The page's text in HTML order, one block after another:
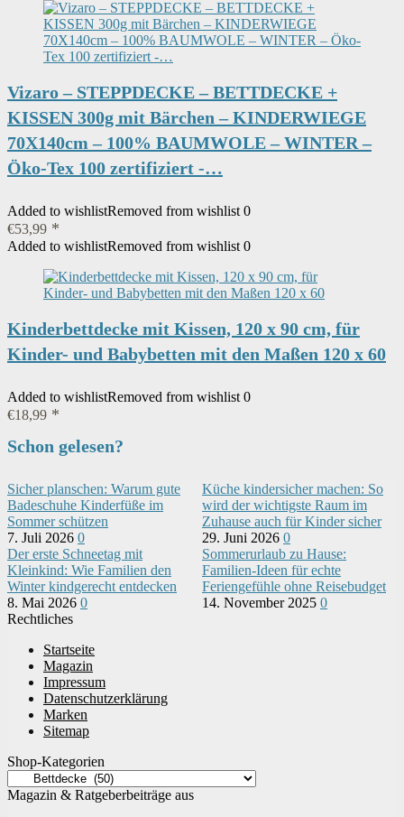
Vizaro – STEPPDECKE – BETTDECKE +
KISSEN 300g mit Bärchen – KINDERWIEGE
70X140cm – 100% BAUMWOLE – WINTER –
Öko-Tex 100 zertifiziert -…
Added to wishlistRemoved from wishlist 0
€53,99
Added to wishlistRemoved from wishlist 0
Kinderbettdecke mit Kissen, 120 x 90 cm, für
Kinder- und Babybetten mit den Maßen 120 x 60
Added to wishlistRemoved from wishlist 0
€18,99
Schon gelesen?
Sicher planschen: Warum gute
Badeschuhe Kinderfüße im
Sommer schützen
7. Juli 2026 0
Küche kindersicher machen: So
wird der wichtigste Raum im
Zuhause auch für Kinder sicher
29. Juni 2026 0
Der erste Schneetag mit
Kleinkind: Wie Familien den
Winter kindgerecht entdecken
8. Mai 2026 0
Sommerurlaub zu Hause:
Familien-Ideen für echte
Feriengefühle ohne Reisebudget
14. November 2025 0
Rechtliches
Startseite
Magazin
Impressum
Datenschutzerklärung
Marken
Sitemap
Shop-Kategorien
Magazin & Ratgeberbeiträge aus